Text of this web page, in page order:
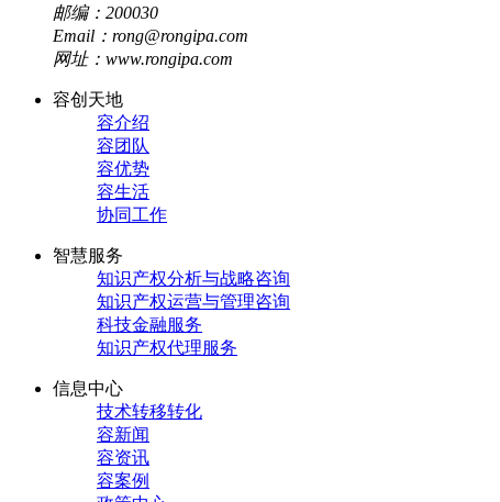
邮编：200030
Email：rong@rongipa.com
网址：www.rongipa.com
容创天地
容介绍
容团队
容优势
容生活
协同工作
智慧服务
知识产权分析与战略咨询
知识产权运营与管理咨询
科技金融服务
知识产权代理服务
信息中心
技术转移转化
容新闻
容资讯
容案例